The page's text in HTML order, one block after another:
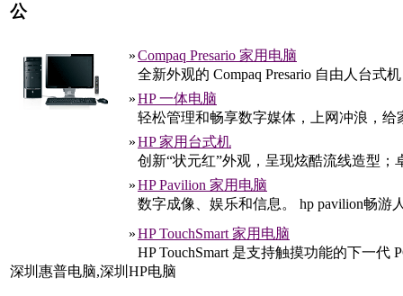
公
»Compaq Presario 家用电脑
全新外观的 Compaq Presario 自由人台
»HP 一体电脑
轻松管理和畅享数字媒体，上网冲浪，
»HP 家用台式机
创新“状元红”外观，呈现炫酷流线造型
»HP Pavilion 家用电脑
数字成像、娱乐和信息。 hp pavilion畅
»HP TouchSmart 家用电脑
HP TouchSmart 是支持触摸功能的下一代
深圳惠普电脑,深圳HP电脑